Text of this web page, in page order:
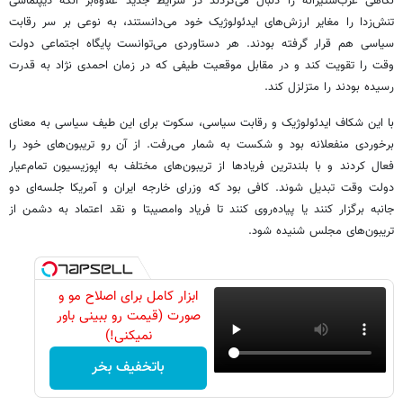
تنش‌زدا را مغایر ارزش‌های ایدئولوژیک خود می‌دانستند، به نوعی بر سر رقابت
سیاسی هم قرار گرفته بودند. هر دستاوردی می‌توانست پایگاه اجتماعی دولت
وقت را تقویت کند و در مقابل موقعیت طیفی که در زمان احمدی نژاد به قدرت
رسیده بودند را متزلزل کند.
با این شکاف ایدئولوژیک و رقابت سیاسی، سکوت برای این طیف سیاسی به معنای
برخوردی منفعلانه بود و شکست به شمار می‌رفت. از آن رو تریبون‌های خود را
فعال کردند و با بلندترین فریادها از تریبون‌های مختلف به اپوزیسیون تمام‌عیار
دولت وقت تبدیل شوند. کافی بود که وزرای خارجه ایران و آمریکا جلسه‌ای دو
جانبه برگزار کنند یا پیاده‌روی کنند تا فریاد وامصیبتا و نقد اعتماد به دشمن از
تریبون‌های مجلس شنیده شود.
ابزار کامل برای اصلاح مو و
صورت (قیمت رو ببینی باور
نمیکنی!)
باتخفیف بخر